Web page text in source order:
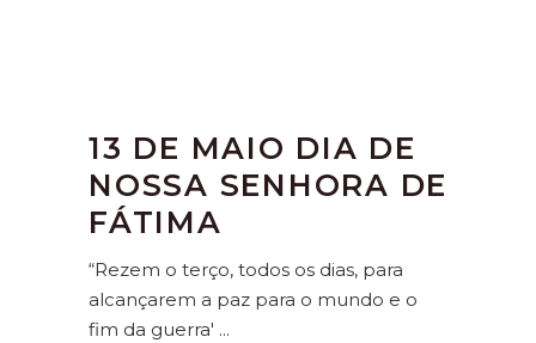
13 DE MAIO DIA DE
NOSSA SENHORA DE
FÁTIMA
“Rezem o terço, todos os dias, para
alcançarem a paz para o mundo e o
fim da guerra'